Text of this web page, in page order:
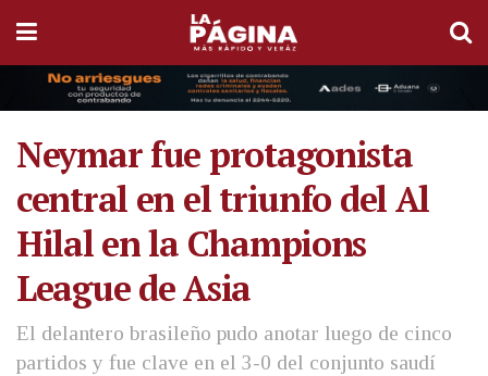
Neymar fue protagonista
central en el triunfo del Al
Hilal en la Champions
League de Asia
El delantero brasileño pudo anotar luego de cinco
partidos y fue clave en el 3-0 del conjunto saudí